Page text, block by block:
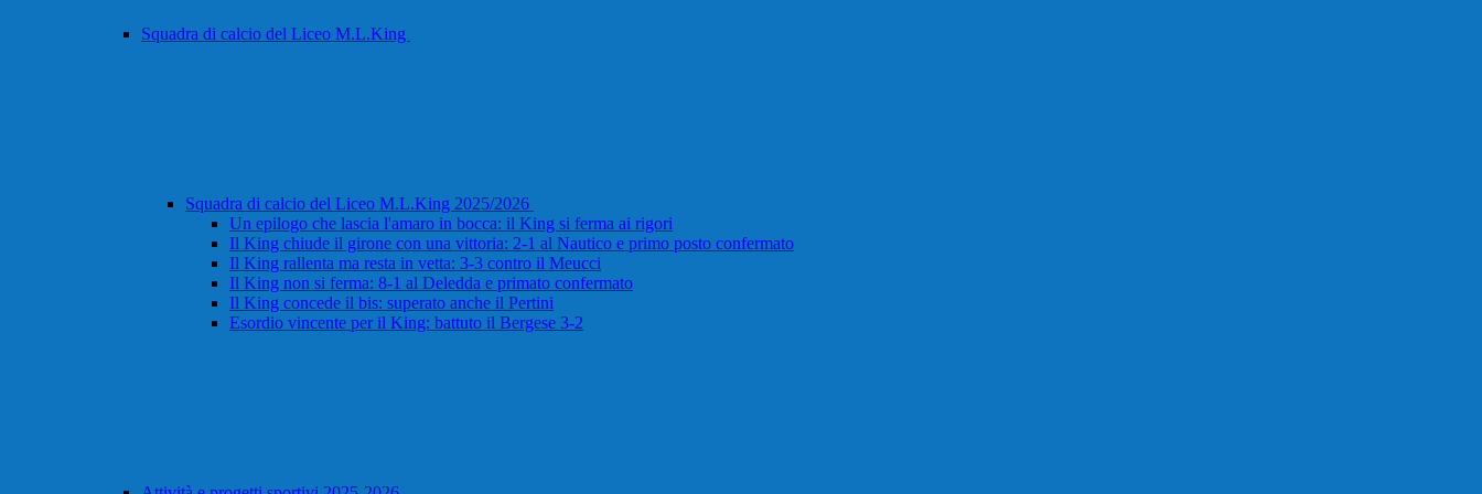
Squadra di calcio del Liceo M.L.King
Squadra di calcio del Liceo M.L.King 2025/2026
Un epilogo che lascia l'amaro in bocca: il King si ferma ai rigori
Il King chiude il girone con una vittoria: 2-1 al Nautico e primo posto confermato
Il King rallenta ma resta in vetta: 3-3 contro il Meucci
Il King non si ferma: 8-1 al Deledda e primato confermato
Il King concede il bis: superato anche il Pertini
Esordio vincente per il King: battuto il Bergese 3-2